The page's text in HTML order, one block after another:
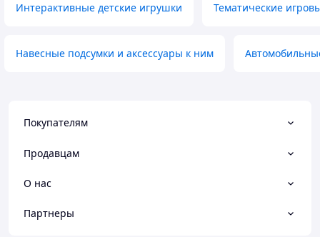
Интерактивные детские игрушки Тематические
Навесные подсумки и аксессуары к ним
Покупателям
Продавцам
О нас
Партнеры